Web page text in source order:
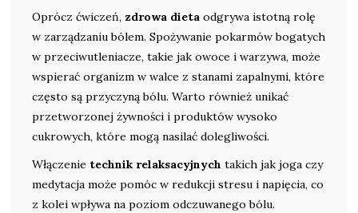
Oprócz ćwiczeń, zdrowa dieta odgrywa istotną rolę
w zarządzaniu bólem. Spożywanie pokarmów bogatych
w przeciwutleniacze, takie jak owoce i warzywa, może
wspierać organizm w walce z stanami zapalnymi, które
często są przyczyną bólu. Warto również unikać
przetworzonej żywności i produktów wysoko
cukrowych, które mogą nasilać dolegliwości.
Włączenie technik relaksacyjnych takich jak joga czy
medytacja może pomóc w redukcji stresu i napięcia, co
z kolei wpływa na poziom odczuwanego bólu.